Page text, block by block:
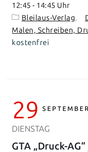
12:45 - 14:45
Bleilaus-Verlag
Malen, Schreiben,
kostenfrei
29 SEPTEMBER
DIENSTAG
GTA „Druck-